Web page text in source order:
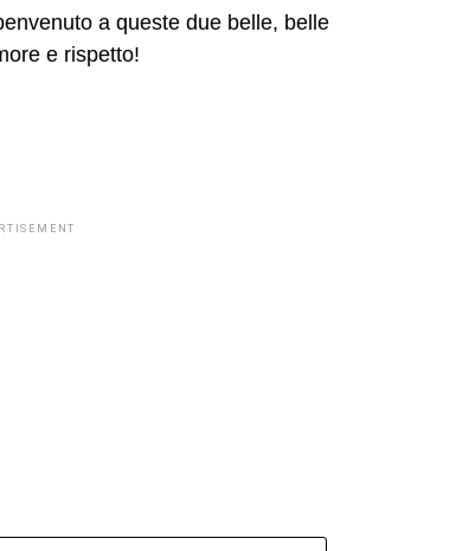
a queste due belle, belle
e rispetto!